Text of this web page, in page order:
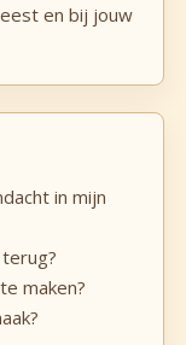
en bij jouw
in mijn
maken?